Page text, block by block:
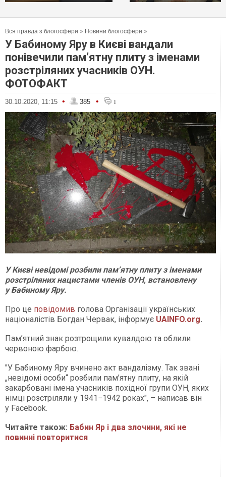
Вся правда з блогосфери » Новини блогосфери »
У Бабиному Яру в Києві вандали
понівечили пам’ятну плиту з іменами
розстріляних учасників ОУН.
ФОТОФАКТ
30.10.2020, 11:15 • 385 • 1
У Києві невідомі розбили пам’ятну плиту з іменами
розстріляних нацистами членів ОУН, встановлену
у Бабиному Яру.
Про це повідомив голова Організації українських
націоналістів Богдан Червак, інформує UAINFO.org.
Пам’ятний знак розтрощили кувалдою та облили
червоною фарбою.
"У Бабиному Яру вчинено акт вандалізму. Так звані
„невідомі особи“ розбили пам’ятну плиту, на якій
закарбовані імена учасників похідної групи ОУН, яких
німці розстріляли у 1941−1942 роках", – написав він
у Facebook.
Читайте також: Бабин Яр і два злочини, які не
повинні повторитися